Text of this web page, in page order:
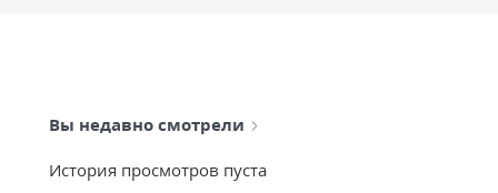
Вы недавно смотрели
История просмотров пуста